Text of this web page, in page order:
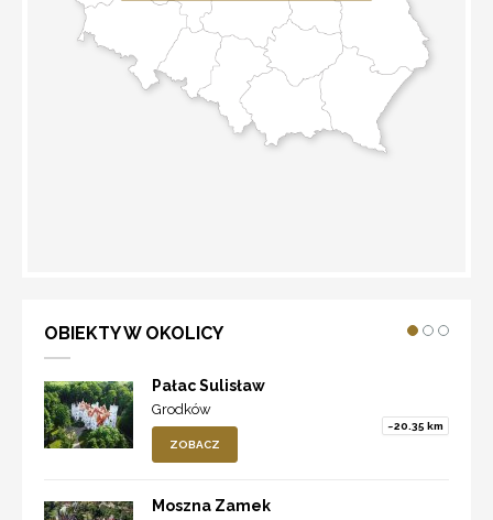
OBIEKTY W OKOLICY
Pałac Sulisław
Grodków
~20.35 km
ZOBACZ
Moszna Zamek